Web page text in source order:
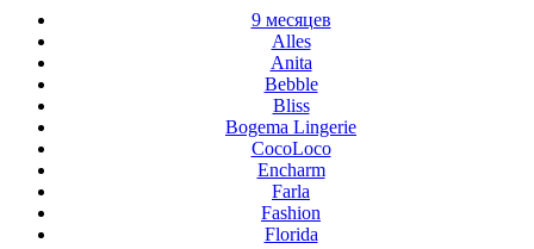
9 месяцев
Alles
Anita
Bebble
Bliss
Bogema Lingerie
CocoLoco
Encharm
Farla
Fashion
Florida